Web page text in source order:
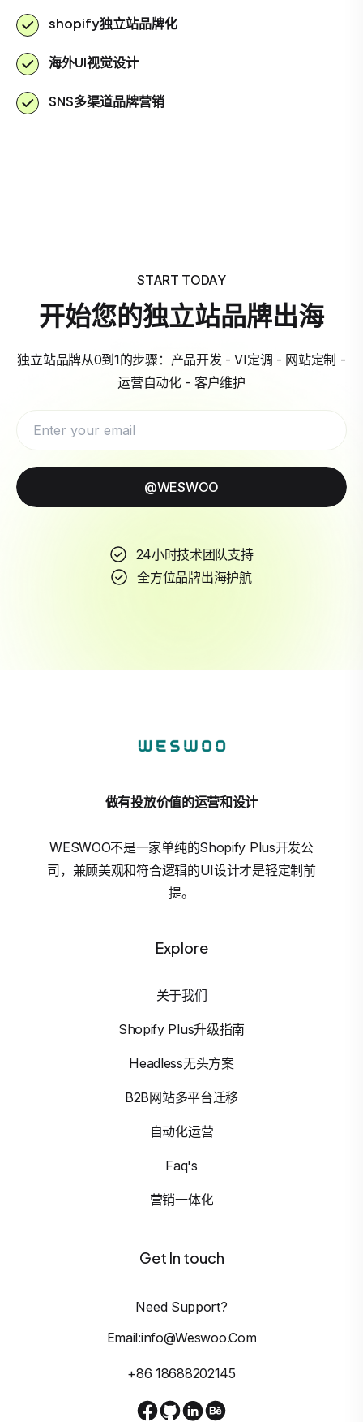
shopify独立站品牌化
海外UI视觉设计
SNS多渠道品牌营销
START TODAY
开始您的独立站品牌出海
独立站品牌从0到1的步骤：产品开发 - VI定调 - 网站定制 -
运营自动化 - 客户维护
@WESWOO
24小时技术团队支持
全方位品牌出海护航
做有投放价值的运营和设计
WESWOO不是一家单纯的Shopify Plus开发公
司，兼顾美观和符合逻辑的UI设计才是轻定制前
提。
Explore
关于我们
Shopify Plus升级指南
Headless无头方案
B2B网站多平台迁移
自动化运营
Faq's
营销一体化
Get In touch
Need Support?
Email:info@weswoo.com
+86 18688202145